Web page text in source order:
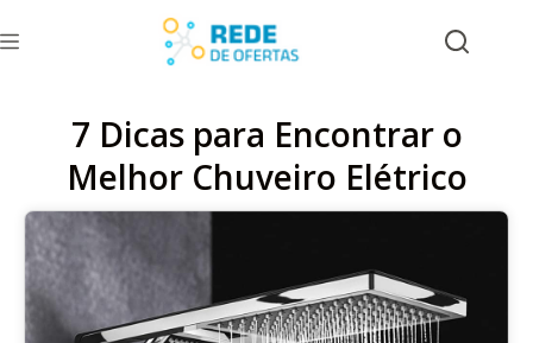
7 Dicas para Encontrar o
Melhor Chuveiro Elétrico